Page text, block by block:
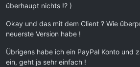
überhaupt nichts !? )
Okay und das mit dem Client ? Wie
neuerste Version habe !
Übrigens habe ich ein PayPal Konto und
ein, geht ja sehr einfach !